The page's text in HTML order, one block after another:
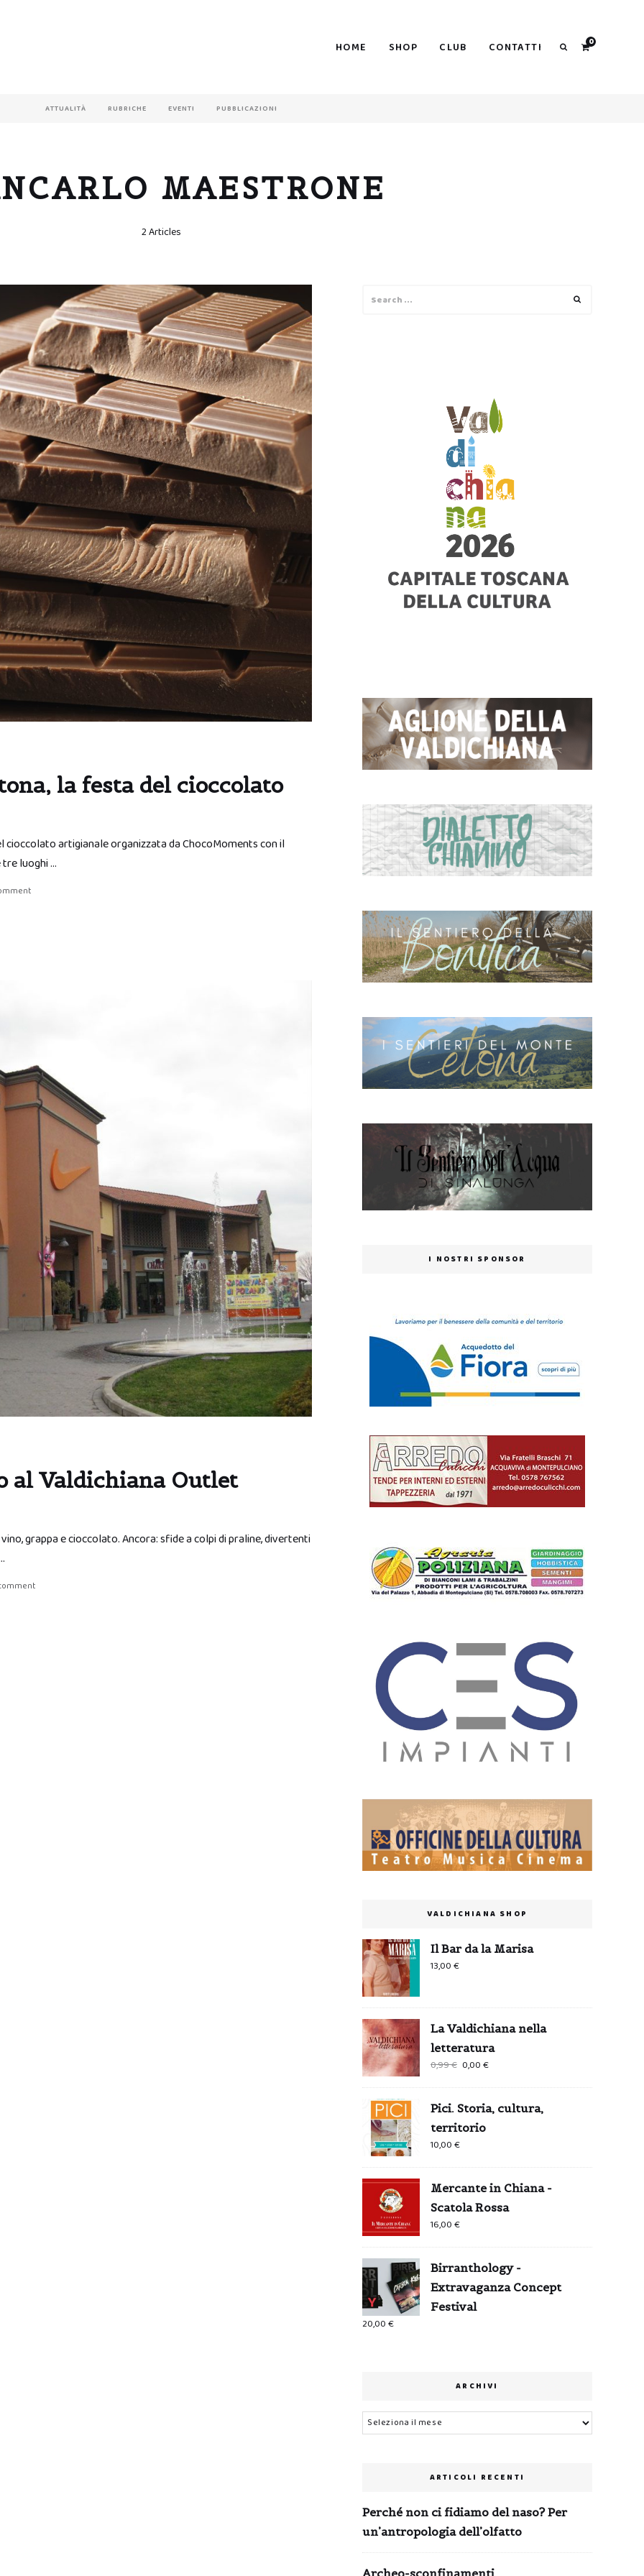
HOME SHOP CLUB CONTATTI 0
ATTUALITÀ RUBRICHE EVENTI PUBBLICAZIONI
MAESTRONE
2 Articles
la festa del cioccolato
cioccolato artigianale organizzata da ChocoMoments con il
luoghi …
al Valdichiana Outlet
grappa e cioccolato. Ancora: sfide a colpi di praline, divertenti
for:
I NOSTRI SPONSOR
VALDICHIANA SHOP
Il Bar da la Marisa
13,00€
La Valdichiana nella
letteratura
0,99€
era:
0,99 €.
0,00€
è:
Pici. Storia, cultura,
territorio
10,00€
Mercante in Chiana -
Scatola Rossa
16,00€
Birranthology -
Extravaganza Concept
Festival
20,00€
ARCHIVI
Archivi
ARTICOLI RECENTI
Perché non ci fidiamo del naso? Per
un’antropologia dell’olfatto
Archeo-sconfinamenti